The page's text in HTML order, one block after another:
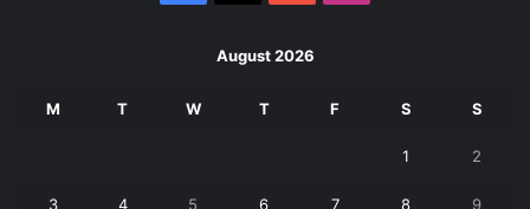
August 2026
M T W T F S S
1 2
3 4 5 6 7 8 9